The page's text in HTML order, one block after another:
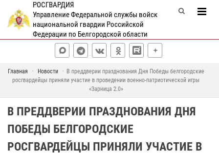
РОСГВАРДИЯ
Управление Федеральной службы войск
национальной гвардии Российской
Федерации по Белгородской области
Главная Новости
В преддверии празднования Дня Победы белгородские
росгвардейцы приняли участие в проведении военно-патриотической игры
«Зарница 2.0»
В ПРЕДДВЕРИИ ПРАЗДНОВАНИЯ ДНЯ
ПОБЕДЫ БЕЛГОРОДСКИЕ
РОСГВАРДЕЙЦЫ ПРИНЯЛИ УЧАСТИЕ В